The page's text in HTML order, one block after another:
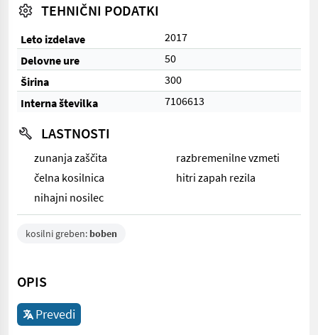
TEHNIČNI PODATKI
Leto izdelave
2017
Delovne ure
50
Širina
300
Interna številka
7106613
LASTNOSTI
zunanja zaščita
razbremenilne vzmeti
čelna kosilnica
hitri zapah rezila
nihajni nosilec
kosilni greben: boben
OPIS
Prevedi